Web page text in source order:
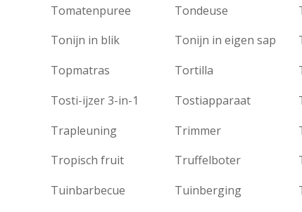
Tomatenpuree
Tondeuse
Tonijn in blik
Tonijn in eigen sap
Topmatras
Tortilla
Tosti-ijzer 3-in-1
Tostiapparaat
Trapleuning
Trimmer
Tropisch fruit
Truffelboter
Tuinbarbecue
Tuinberging